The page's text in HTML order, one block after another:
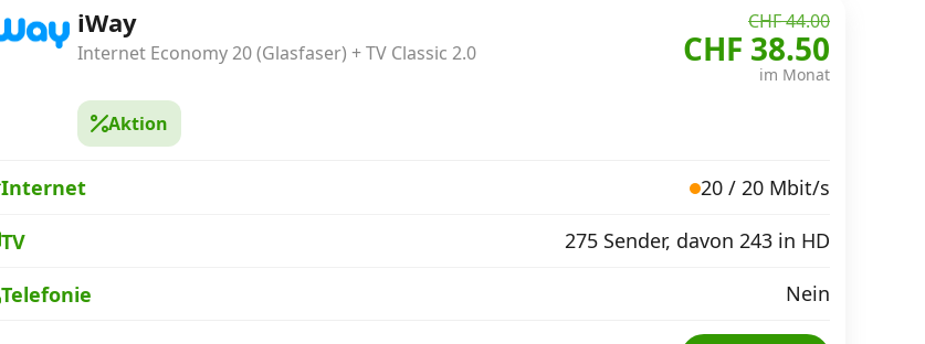
iWay
Internet Economy 20 (Glasfaser) + TV Classic 2.0
Aktion
CHF 44.00
CHF 38.50
im Monat
Internet 20 / 20 Mbit/s
TV 275 Sender, davon 243 in HD
Telefonie Nein